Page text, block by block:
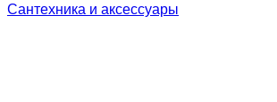
Сантехника и аксессуары